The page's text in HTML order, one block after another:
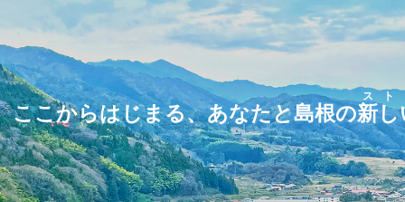
ここからはじまる、あなたと島根の新し
スト